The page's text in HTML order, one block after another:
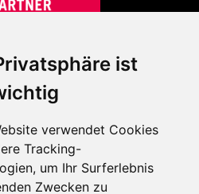
ist
verwendet Cookies
Tracking-
um Ihr Surferlebnis
Zwecken zu
Links
AGB & Datenschutz